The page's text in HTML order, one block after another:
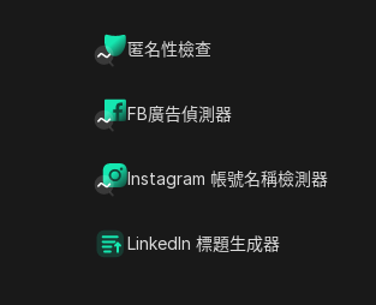
匿名性檢查
FB廣告偵測器
Instagram 帳號名稱檢測器
LinkedIn 標題生成器
06 01